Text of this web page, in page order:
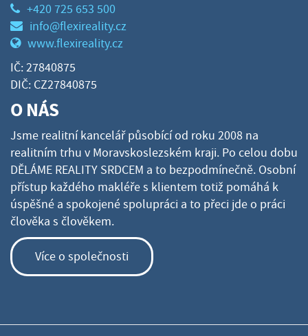
+420 725 653 500
info@flexireality.cz
www.flexireality.cz
IČ: 27840875
DIČ: CZ27840875
O NÁS
Jsme realitní kancelář působící od roku 2008 na
realitním trhu v Moravskoslezském kraji. Po celou dobu
DĚLÁME REALITY SRDCEM a to bezpodmínečně. Osobní
přístup každého makléře s klientem totiž pomáhá k
úspěšné a spokojené spolupráci a to přeci jde o práci
člověka s člověkem.
Více o společnosti